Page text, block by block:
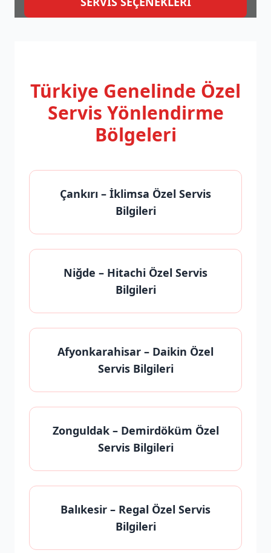
Türkiye Genelinde Özel
Servis Yönlendirme
Bölgeleri
Çankırı – İklimsa Özel Servis
Bilgileri
Niğde – Hitachi Özel Servis
Bilgileri
Afyonkarahisar – Daikin Özel
Servis Bilgileri
Zonguldak– Demirdöküm Özel
Servis Bilgileri
Balıkesir – Regal Özel Servis
Bilgileri